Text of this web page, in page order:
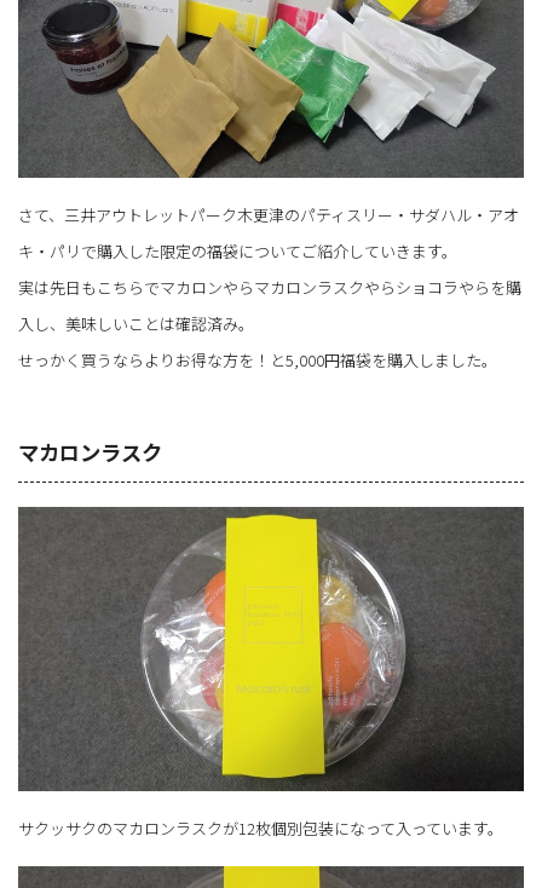
さて、三井アウトレットパーク木更津のパティスリー・サダハル・アオ
キ・パリで購入した限定の福袋についてご紹介していきます。
実は先日もこちらでマカロンやらマカロンラスクやらショコラやらを購
入し、美味しいことは確認済み。
せっかく買うならよりお得な方を！と5,000円福袋を購入しました。
マカロンラスク
サクッサクのマカロンラスクが12枚個別包装になって入っています。